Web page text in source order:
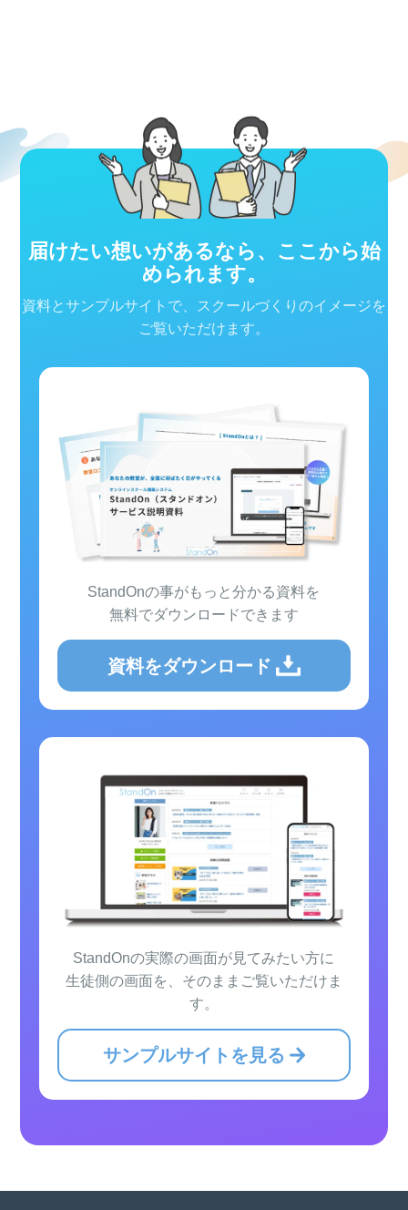
届けたい想いがあるなら、ここから始
められます。
資料とサンプルサイトで、スクールづくりのイメージを
ご覧いただけます。
StandOnの事がもっと分かる資料を
無料でダウンロードできます
資料をダウンロード
StandOnの実際の画面が見てみたい方に
生徒側の画面を、そのままご覧いただけま
す。
サンプルサイトを見る